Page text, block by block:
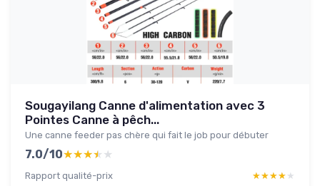
Sougayilang Canne d'alimentation avec 3
Pointes Canne à pêch...
Une canne feeder pas chère qui fait le job pour débuter
7.0/10★★★★★
★★★★★
Rapport qualité-prix ★★★★★
★★★★★